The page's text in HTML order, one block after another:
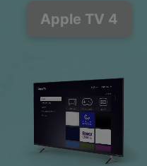
Apple TV 4